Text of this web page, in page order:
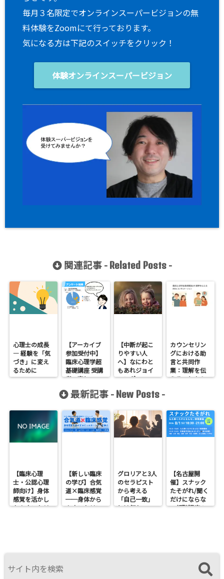
毎月３名限定でオンラインスーパービジョンの無
料体験をZoomにて行っております。
気になる方は下記のスイッチをクリック！
体験オンラインスーパービジョン
関連記事 - Related Posts-
心理士の成長
― 経験を「気
づき」に変え
るために
【アーカイブ
参加受付中】
臨床心理学超
基礎講座 受講
者の声と、
ョップのご案
【中断が起こ
りやすい人
へ】なにわと
もあれジョイ
ニング
カウンセリン
グにおける助
言と共同作
業：理解を伝
えることから
まとめ
最新記事 - New Posts -
【臨床心理
士・公認心理
師向け】身体
感覚を活かし
たカウンセリ
【新しい臨床
の学び】合気
道×臨床感覚
──身体から
カウンセリン
グロリアと3人
のセラピスト
から考える
「自己一致」
とは何か──
【名古屋開
催】スナック
たそがれ/聞く
だけにならな
い傾聴講座